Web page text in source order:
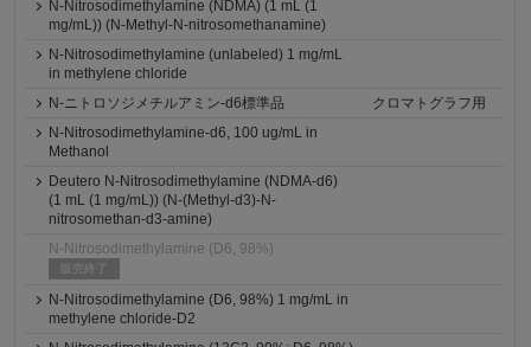
N-Nitrosodimethylamine (NDMA) (1 mL (1
mg/mL)) (N-Methyl-N-nitrosomethanamine)
N-Nitrosodimethylamine (unlabeled) 1 mg/mL
in methylene chloride
N-ニトロソジメチルアミン-d6標準品
クロマトグラフ用
N-Nitrosodimethylamine-d6, 100 ug/mL in
Methanol
Deutero N-Nitrosodimethylamine (NDMA-d6)
(1 mL (1 mg/mL)) (N-(Methyl-d3)-N-
nitrosomethan-d3-amine)
N-Nitrosodimethylamine (D6, 98%)
販売終了
N-Nitrosodimethylamine (D6, 98%) 1 mg/mL in
methylene chloride-D2